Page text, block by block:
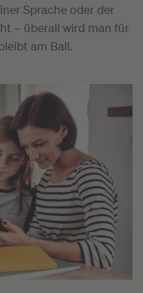
Sprache oder der
– überall wird man für
am Ball.